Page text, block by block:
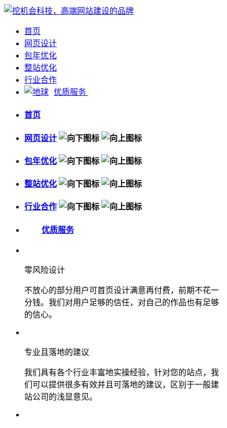
首页
网页设计
包年优化
整站优化
行业合作
优质服务
首页
网页设计
包年优化
整站优化
行业合作
优质服务
零风险设计
不放心的部分用户可首页设计满意再付费，前期不花一
分钱。我们对用户足够的信任，对自己的作品也有足够
的信心。
专业且落地的建议
我们具有各个行业丰富地实操经验，针对您的站点，我
们可以提供很多有效并且可落地的建议，区别于一般建
站公司的浅显意见。